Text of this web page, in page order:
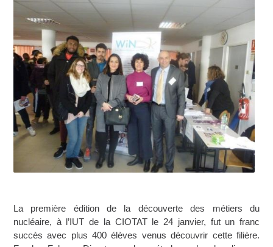
La première édition de la découverte des métiers du
nucléaire, à l’IUT de la CIOTAT le 24 janvier, fut un franc
succès avec plus 400 élèves venus découvrir cette filière.